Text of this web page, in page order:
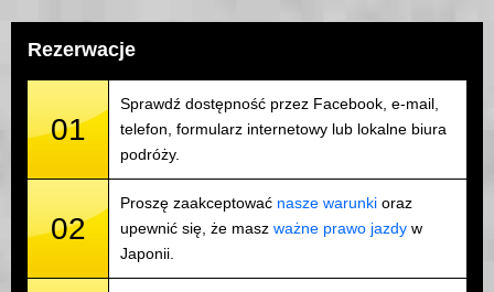
Rezerwacje
01
Sprawdź dostępność przez Facebook, e-mail,
telefon, formularz internetowy lub lokalne biura
podróży.
02
Proszę zaakceptować nasze warunki oraz
upewnić się, że masz ważne prawo jazdy w
Japonii.